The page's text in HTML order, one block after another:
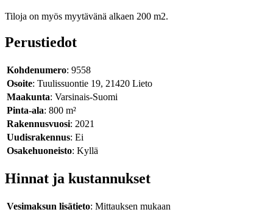
Tiloja on myös myytävänä alkaen 200 m2.
Perustiedot
Kohdenumero: 9558
Osoite: Tuulissuontie 19, 21420 Lieto
Maakunta: Varsinais-Suomi
Pinta-ala: 800 m²
Rakennusvuosi: 2021
Uudisrakennus: Ei
Osakehuoneisto: Kyllä
Hinnat ja kustannukset
Vesimaksun lisätieto: Mittauksen mukaan